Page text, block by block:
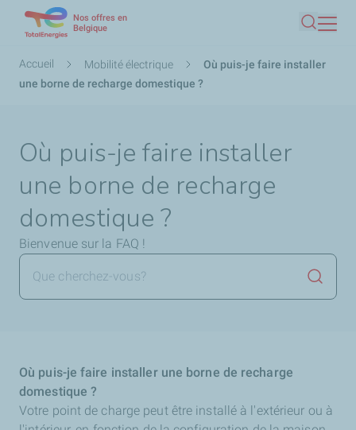
contenu
principal
Nos offres en
Belgique
Fil
d'Ariane
Accueil Mobilité électrique
Où puis-je faire installer
une borne de recharge domestique ?
Où puis-je faire installer
une borne de recharge
domestique ?
Bienvenue sur la FAQ !
Où puis-je faire installer une borne de recharge
domestique ?
Votre point de charge peut être installé à l'extérieur ou à